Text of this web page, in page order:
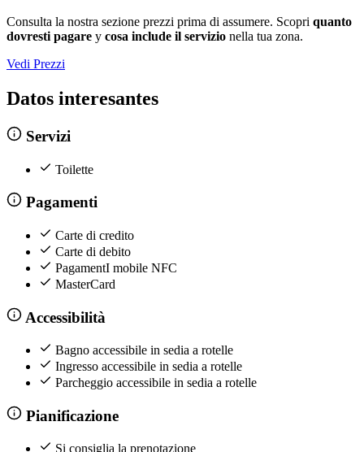
Consulta la nostra sezione prezzi prima di assumere. Scopri quanto
dovresti pagare y cosa include il servizio nella tua zona.
Vedi Prezzi
Datos interesantes
Servizi
Toilette
Pagamenti
Carte di credito
Carte di debito
PagamentI mobile NFC
MasterCard
Accessibilità
Bagno accessibile in sedia a rotelle
Ingresso accessibile in sedia a rotelle
Parcheggio accessibile in sedia a rotelle
Pianificazione
Si consiglia la prenotazione